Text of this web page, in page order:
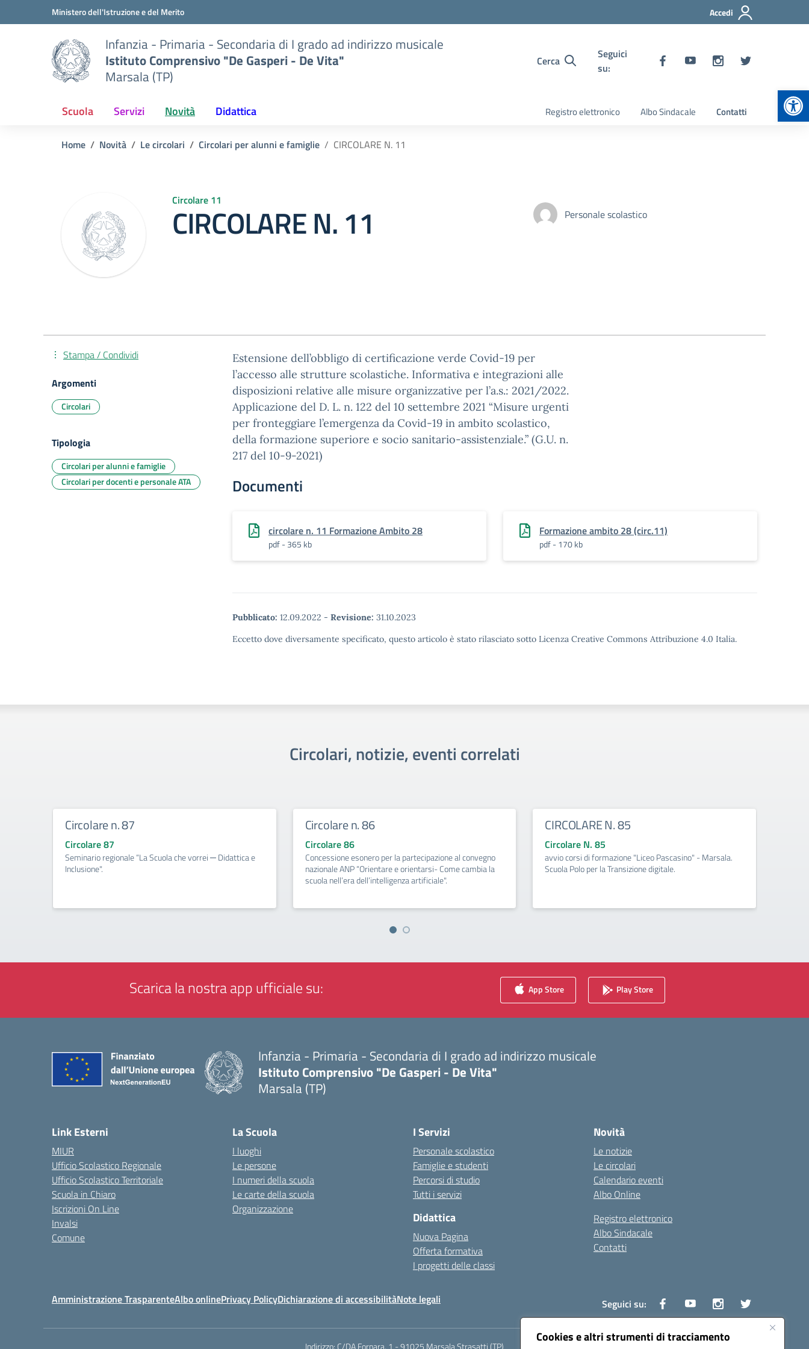
Cookies e altri strumenti di tracciamento
Vai ai contenuti
Vai al menu di navigazioneMinistero dell'Istruzione e del Merito Accedi
Infanzia - Primaria - Secondaria di I grado ad indirizzo musicale
Istituto Comprensivo "De Gasperi - De Vita"
Marsala (TP)
Cerca
Seguici
su:
Scuola Servizi Novità Didattica Registro elettronico Albo Sindacale Contatti
Home Novità Le circolari Circolari per alunni e famiglie CIRCOLARE N. 11
Circolare 11
CIRCOLARE N. 11 Personale scolastico
Estensione dell’obbligo di certificazione verde Covid-19 per
l’accesso alle strutture scolastiche. Informativa e integrazioni alle
disposizioni relative alle misure organizzative per l’a.s.: 2021/2022.
Applicazione del D. L. n. 122 del 10 settembre 2021 “Misure urgenti
per fronteggiare l’emergenza da Covid-19 in ambito scolastico,
della formazione superiore e socio sanitario-assistenziale.” (G.U. n.
217 del 10-9-2021)
Documenti
circolare n. 11 Formazione Ambito 28
pdf - 365 kb
Formazione ambito 28 (circ.11)
pdf - 170 kb
Pubblicato: 12.09.2022 - Revisione: 31.10.2023
Eccetto dove diversamente specificato, questo articolo è stato rilasciato sotto Licenza Creative Commons Attribuzione 4.0 Italia.
Stampa / Condividi
Argomenti
Circolari
Tipologia
Circolari per alunni e famiglie
Circolari per docenti e personale ATA
Circolari, notizie, eventi correlati
Circolare n. 87
Circolare 87
Seminario regionale “La Scuola che vorrei ─ Didattica e
Inclusione".
Circolare n. 86
Circolare 86
Concessione esonero per la partecipazione al convegno
nazionale ANP “Orientare e orientarsi- Come cambia la
scuola nell’era dell’intelligenza artificiale".
CIRCOLARE N. 85
Circolare N. 85
avvio corsi di formazione "Liceo Pascasino" - Marsala.
Scuola Polo per la Transizione digitale.
Scarica la nostra app ufficiale su: App Store Play Store
Infanzia - Primaria - Secondaria di I grado ad indirizzo musicale
Istituto Comprensivo "De Gasperi - De Vita"
Marsala (TP)
Link Esterni
MIUR
Ufficio Scolastico Regionale
Ufficio Scolastico Territoriale
Scuola in Chiaro
Iscrizioni On Line
Invalsi
Comune
La Scuola
I luoghi
Le persone
I numeri della scuola
Le carte della scuola
Organizzazione
I Servizi
Personale scolastico
Famiglie e studenti
Percorsi di studio
Tutti i servizi
Didattica
Nuova Pagina
Offerta formativa
I progetti delle classi
Novità
Le notizie
Le circolari
Calendario eventi
Albo Online
Registro elettronico
Albo Sindacale
Contatti
Amministrazione TrasparenteAlbo onlinePrivacy PolicyDichiarazione di accessibilitàNote legali Seguici su:
Indirizzo: C/DA Fornara, 1 - 91025 Marsala Strasatti (TP)